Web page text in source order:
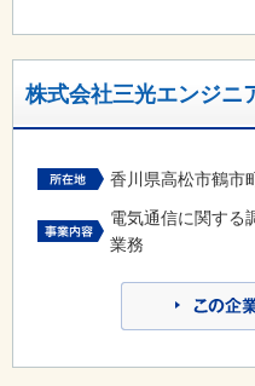
株式会社三光エンジニ
香川県高松市鶴市
電気通信に関する
業務